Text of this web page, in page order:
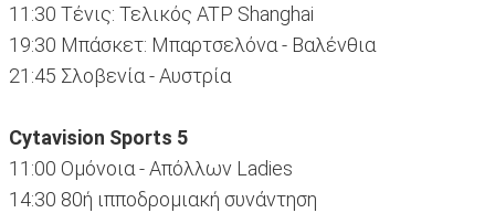
11:30 Τένις: Τελικός ATP Shanghai
19:30 Μπάσκετ: Μπαρτσελόνα - Βαλένθια
21:45 Σλοβενία - Αυστρία
Cytavision Sports 5
11:00 Ομόνοια - Απόλλων Ladies
14:30 80ή ιπποδρομιακή συνάντηση